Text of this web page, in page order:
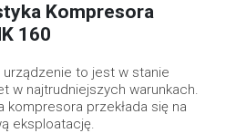
Kompresora
160
urządzenie to jest w stanie
w najtrudniejszych warunkach.
kompresora przekłada się na
eksploatację.